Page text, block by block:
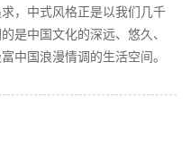
，中式风格正是以我们几千
是中国文化的深远、悠久、
中国浪漫情调的生活空间。